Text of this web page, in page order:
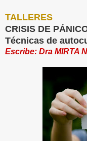
TALLERES
CRISIS DE
Técnicas de
Escribe: Dra MIRTA